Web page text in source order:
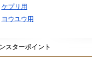
ケプリ用
ヨウユウ用
スターポイント